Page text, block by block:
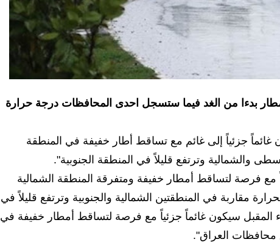
بدءا من الغد فيما ستسجل احدى المحافظات درجة حرارة
جزئياً إلى غائم مع تساقط أطار خفيفة في المنطقة
والشمالية وترتفع قليلاً في المنطقة الجنوبية".
فرصة لتساقط أمطار خفيفة ومتفرقة المنطقة الشمالية
مقاربة في المنطقتين الشمالية والجنوبية وترتفع قليلاً في
المقبل سيكون غائماً جزئياً مع فرصة لتساقط أمطار خفيفة في
محافظات العراق".